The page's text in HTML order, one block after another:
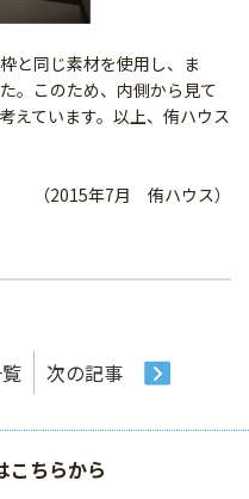
と同じ素材を使用し、ま
。このため、内側から見て
えています。以上、侑ハウス
（2015年7月 侑ハウス）
次の記事
こちらから